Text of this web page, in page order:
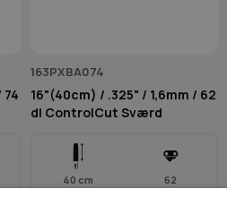
74
163PXBA074
16"(40cm) / .325" / 1,6mm / 62
dl ControlCut Sværd
40 cm 62